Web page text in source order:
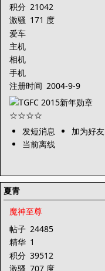
积分 21042
激骚 171 度
爱车
主机
相机
手机
注册时间 2004-9-9
发短消息
加为好友
当前离线
夏青
魔神至尊
帖子 24485
精华 1
积分 39512
激骚 707 度